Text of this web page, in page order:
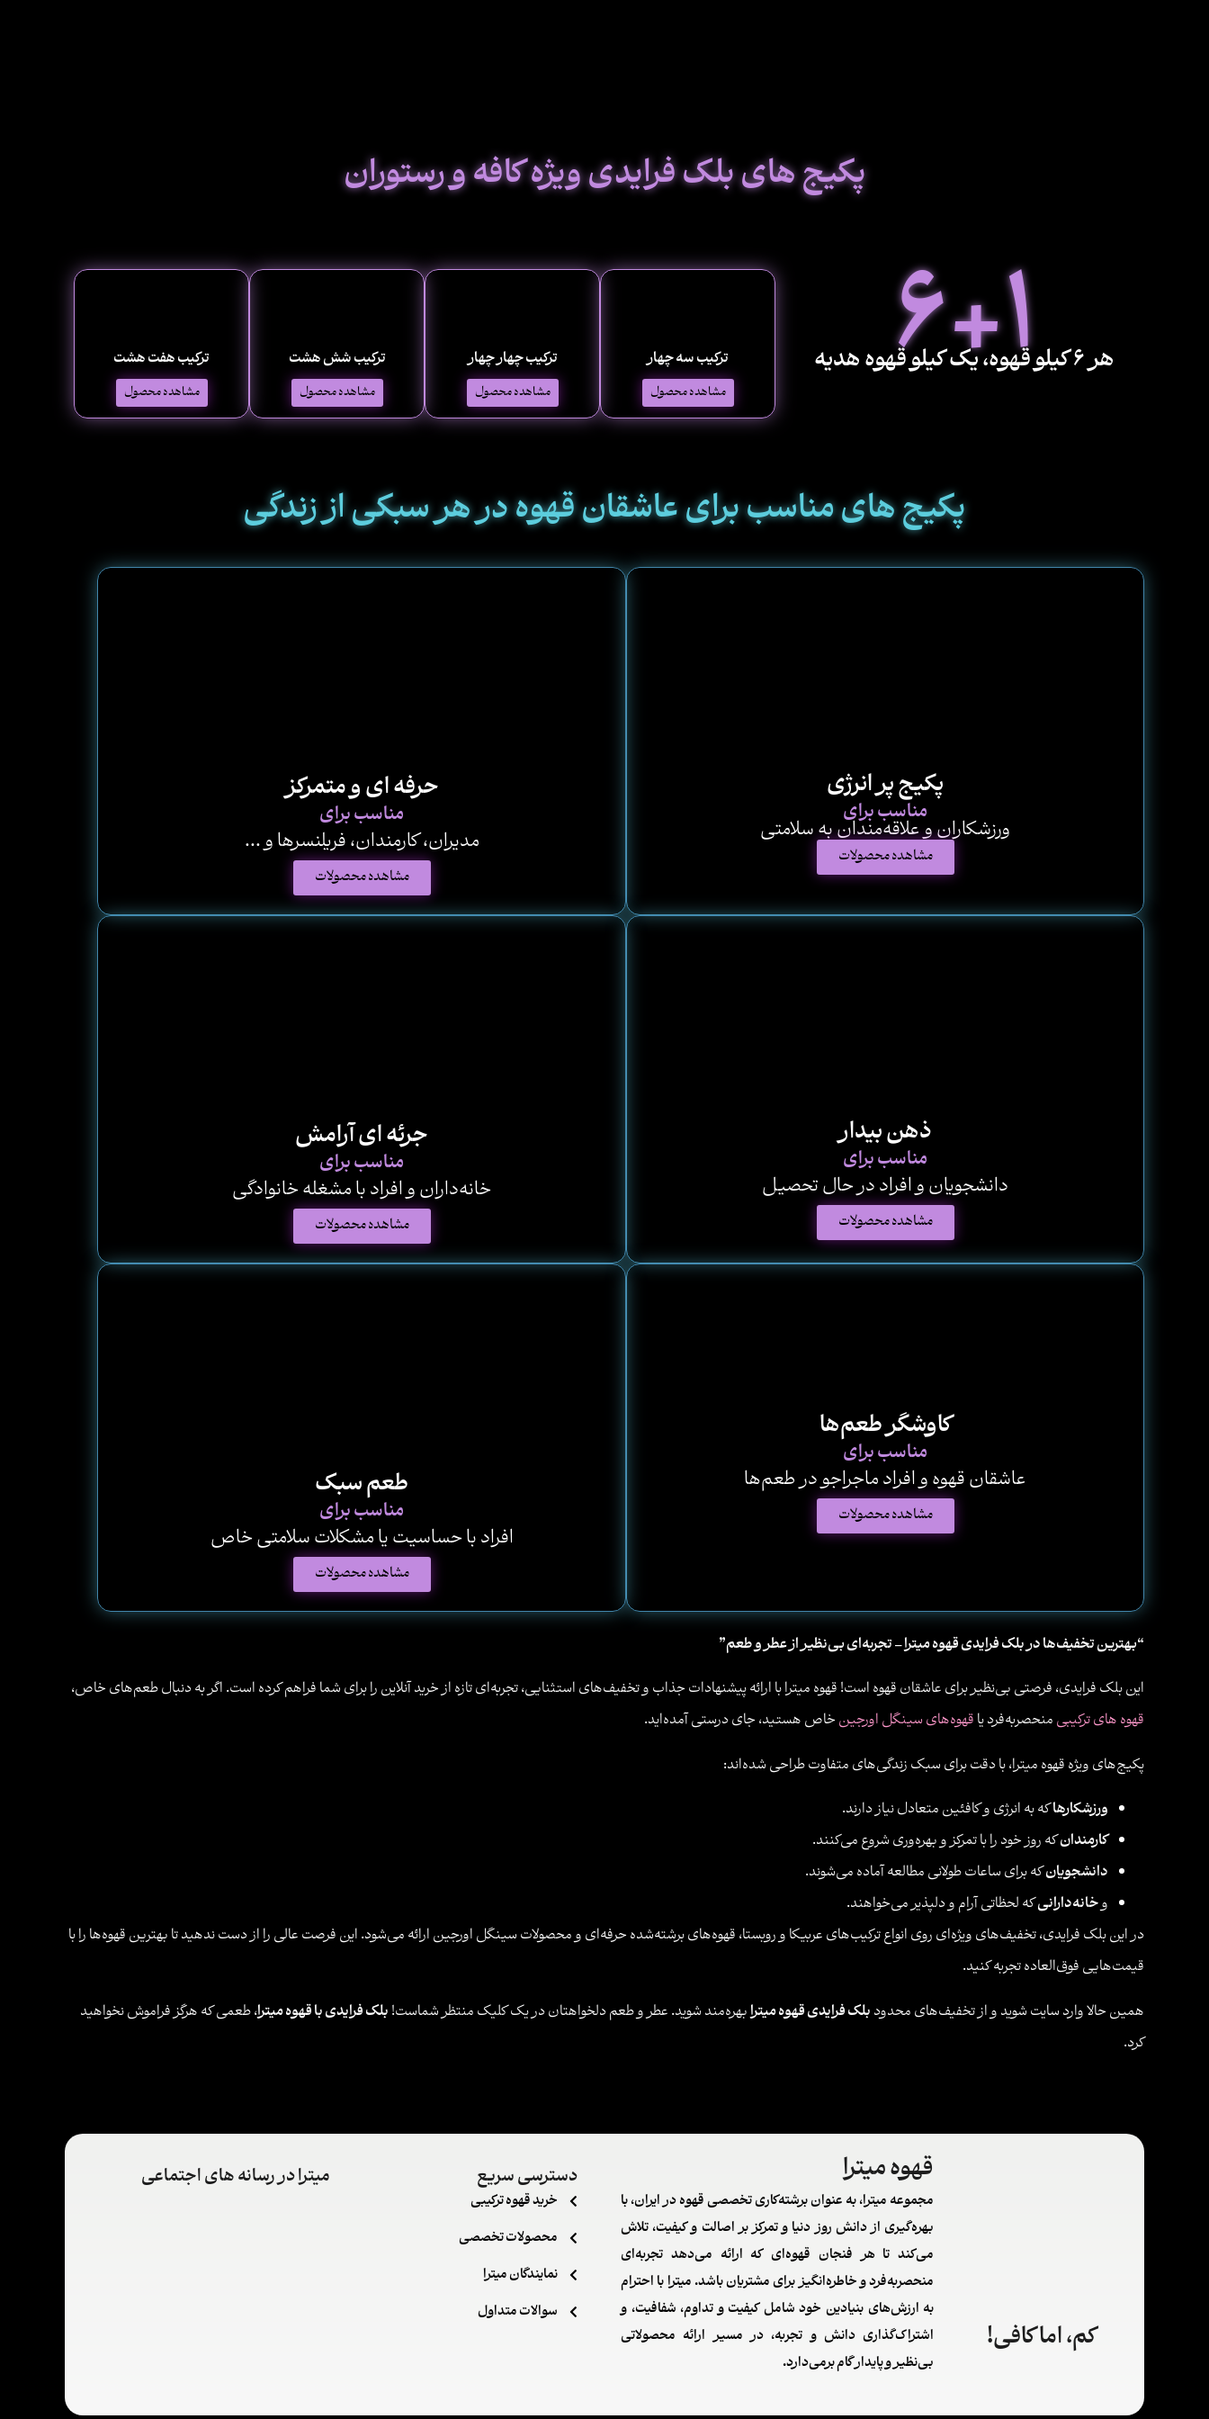
پکیج های بلک فرایدی ویژه کافه و رستوران
6+1 هر 6 کیلو قهوه، یک کیلو قهوه هدیه ترکیب سه چهار
مشاهده محصول
ترکیب چهار چهار
مشاهده محصول
ترکیب شش هشت
مشاهده محصول
ترکیب هفت هشت
مشاهده محصول
پکیج های مناسب برای عاشقان قهوه در هر سبکی از زندگی
پکیج پر انرژی
مناسب برای
ورزشکاران و علاقه‌مندان به سلامتی
مشاهده محصولات
حرفه ای و متمرکز
مناسب برای
مدیران، کارمندان، فریلنسرها و ...
مشاهده محصولات
ذهن بیدار
مناسب برای
دانشجویان و افراد در حال تحصیل
مشاهده محصولات
جرئه ای آرامش
مناسب برای
خانه‌داران و افراد با مشغله خانوادگی
مشاهده محصولات
کاوشگر طعم‌ها
مناسب برای
عاشقان قهوه و افراد ماجراجو در طعم‌ها
مشاهده محصولات
طعم سبک
مناسب برای
افراد با حساسیت یا مشکلات سلامتی خاص
مشاهده محصولات
“بهترین تخفیف‌ها در بلک فرایدی قهوه میترا – تجربه‌ای بی‌نظیر از عطر و طعم”
این بلک فرایدی، فرصتی بی‌نظیر برای عاشقان قهوه است! قهوه میترا با ارائه پیشنهادات جذاب و تخفیف‌های استثنایی، تجربه‌ای تازه از خرید آنلاین را برای شما فراهم کرده است. اگر به دنبال طعم‌های خاص،
قهوه های ترکیبیمنحصربه‌فرد یاقهوه‌های سینگل اورجینخاص هستید، جای درستی آمده‌اید.
پکیج‌های ویژه قهوه میترا، با دقت برای سبک زندگی‌های متفاوت طراحی شده‌اند:
ورزشکارهاکه به انرژی و کافئین متعادل نیاز دارند.
کارمندانکه روز خود را با تمرکز و بهره‌وری شروع می‌کنند.
دانشجویانکه برای ساعات طولانی مطالعه آماده می‌شوند.
وخانه‌دارانیکه لحظاتی آرام و دلپذیر می‌خواهند.
در این بلک فرایدی، تخفیف‌های ویژه‌ای روی انواع ترکیب‌های عربیکا و روبستا، قهوه‌های برشته‌شده حرفه‌ای و محصولات سینگل اورجین ارائه می‌شود. این فرصت عالی را از دست ندهید تا بهترین قهوه‌ها را با
قیمت‌هایی فوق‌العاده تجربه کنید.
همین حالا وارد سایت شوید و از تخفیف‌های محدودبلک فرایدی قهوه میترابهره‌مند شوید. عطر و طعم دلخواهتان در یک کلیک منتظر شماست!بلک فرایدی با قهوه میترا، طعمی که هرگز فراموش نخواهید
کرد.
کم، اما کافی!
قهوه میترا
مجموعه میترا، به عنوان برشته‌کاری تخصصی قهوه در ایران، با
بهره‌گیری از دانش روز دنیا و تمرکز بر اصالت و کیفیت، تلاش
می‌کند تا هر فنجان قهوه‌ای که ارائه می‌دهد تجربه‌ای
منحصربه‌فرد و خاطره‌انگیز برای مشتریان باشد. میترا با احترام
به ارزش‌های بنیادین خود شامل کیفیت و تداوم، شفافیت، و
اشتراک‌گذاری دانش و تجربه، در مسیر ارائه محصولاتی
بی‌نظیر و پایدار گام برمی‌دارد.
دسترسی سریع
خرید قهوه ترکیبی
محصولات تخصصی
نمایندگان میترا
سوالات متداول
میترا در رسانه های اجتماعی